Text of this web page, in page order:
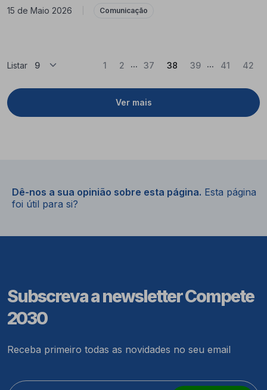
15 de Maio 2026 Comunicação
Listar
Ver mais
1 2 ... 37 38 (Atual)
39 ... 41 42
Dê-nos a sua opinião sobre esta página. Esta página
foi útil para si?
Subscreva a newsletter Compete
2030
Receba primeiro todas as novidades no seu email